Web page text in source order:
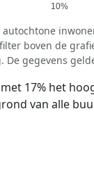
10%
boven de
gegevens
17% het
van alle